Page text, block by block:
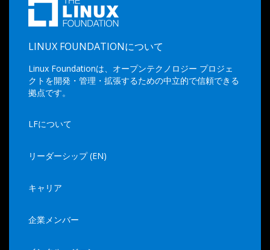
LINUX FOUNDATIONについて
Linux Foundationは、オープンテクノロジー プロジェ
クトを開発・管理・拡張するための中立的で信頼できる
拠点です。
LFについて
リーダーシップ (EN)
キャリア
企業メンバー